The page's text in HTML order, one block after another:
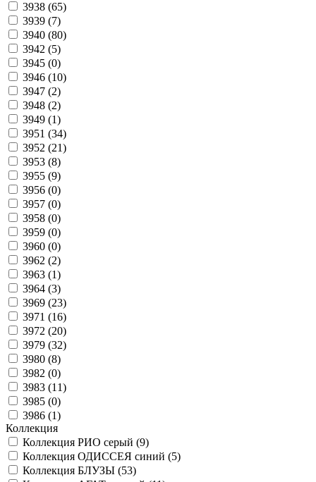
3938 (65)
3939 (7)
3940 (80)
3942 (5)
3945 (0)
3946 (10)
3947 (2)
3948 (2)
3949 (1)
3951 (34)
3952 (21)
3953 (8)
3955 (9)
3956 (0)
3957 (0)
3958 (0)
3959 (0)
3960 (0)
3962 (2)
3963 (1)
3964 (3)
3969 (23)
3971 (16)
3972 (20)
3979 (32)
3980 (8)
3982 (0)
3983 (11)
3985 (0)
3986 (1)
Коллекция
Коллекция РИО серый (9)
Коллекция ОДИССЕЯ синий (5)
Коллекция БЛУЗЫ (53)